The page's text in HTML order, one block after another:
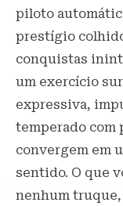
piloto
prestígio
conquistas
um exercício
expressiva,
temperado com
convergem em
sentido. O que
nenhum truque,